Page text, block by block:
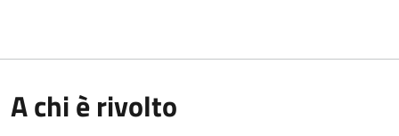
A chi è rivolto